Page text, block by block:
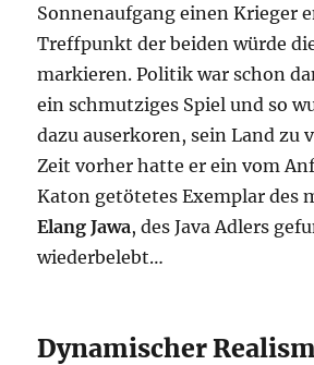
Sonnenaufgang einen Krieger
Treffpunkt der beiden würde
markieren. Politik war schon
ein schmutziges Spiel und so
dazu auserkoren, sein Land zu
Zeit vorher hatte er ein vom
Katon getötetes Exemplar des
Elang Jawa, des Java Adlers
wiederbelebt…
Dynamischer